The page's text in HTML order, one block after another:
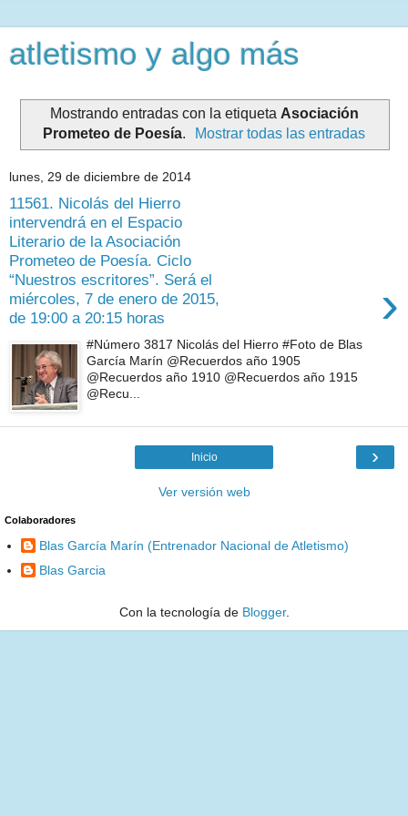
atletismo y algo más
Mostrando entradas con la etiqueta Asociación
Prometeo de Poesía. Mostrar todas las entradas
lunes, 29 de diciembre de 2014
11561. Nicolás del Hierro
intervendrá en el Espacio
Literario de la Asociación
Prometeo de Poesía. Ciclo
“Nuestros escritores”. Será el
miércoles, 7 de enero de 2015,
de 19:00 a 20:15 horas
›
#Número 3817 Nicolás del Hierro #Foto de Blas
García Marín @Recuerdos año 1905
@Recuerdos año 1910 @Recuerdos año 1915
@Recu...
›
Inicio
Ver versión web
Colaboradores
Blas García Marín (Entrenador Nacional de Atletismo)
Blas Garcia
Con la tecnología de Blogger.